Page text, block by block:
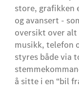
store, grafikken
og avansert -
oversikt over
musikk, telefon
styres både via
å sitte i en “bil